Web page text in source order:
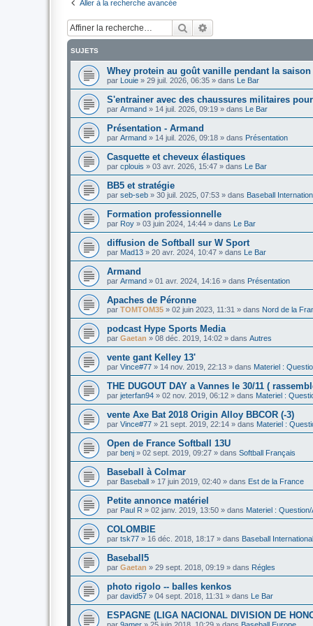
Aller à la recherche avancée
Rechercher
SUJETS
Whey protein au goût vanille pendant la saison
par Louie » 29 juil. 2026, 06:35 » dans Le Bar
S'entrainer avec des chaussures militaires
par Armand » 14 juil. 2026, 09:19 » dans Le Bar
Présentation - Armand
par Armand » 14 juil. 2026, 09:18 » dans Présentation
Casquette et cheveux élastiques
par cplouis » 03 avr. 2026, 15:47 » dans Le Bar
BB5 et stratégie
par seb-seb » 30 juil. 2025, 07:53 » dans Baseball
Formation professionnelle
par Roy » 03 juin 2024, 14:44 » dans Le Bar
diffusion de Softball sur W Sport
par Mad13 » 20 avr. 2024, 10:47 » dans Le Bar
Armand
par Armand » 01 avr. 2024, 14:16 » dans Présentation
Apaches de Péronne
par TOMTOM35 » 02 juin 2023, 11:31 » dans Nord de la
podcast Hype Sports Media
par Gaetan » 08 déc. 2019, 14:02 » dans Autres
vente gant Kelley 13'
par Vince#77 » 14 nov. 2019, 22:13 » dans Materiel :
THE DUGOUT DAY a Vannes le 30/11 (
par jeterfan94 » 02 nov. 2019, 06:12 » dans Materiel :
vente Axe Bat 2018 Origin Alloy BBCOR (-3)
par Vince#77 » 21 sept. 2019, 22:14 » dans Materiel :
Open de France Softball 13U
par benj » 02 sept. 2019, 09:27 » dans Softball Français
Baseball à Colmar
par Baseball » 17 juin 2019, 02:40 » dans Est de la France
Petite annonce matériel
par Paul R » 02 janv. 2019, 13:50 » dans Materiel :
COLOMBIE
par tsk77 » 16 déc. 2018, 18:17 » dans Baseball International
Baseball5
par Gaetan » 29 sept. 2018, 09:19 » dans Régles
photo rigolo -- balles kenkos
par david57 » 04 sept. 2018, 11:31 » dans Le Bar
ESPAGNE (LIGA NACIONAL DIVISION DE
par 9amer » 25 juin 2018, 10:29 » dans Baseball Europe